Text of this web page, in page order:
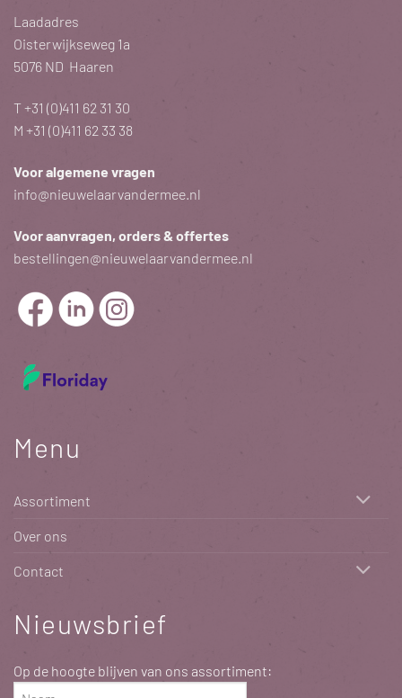
Laadadres
Oisterwijkseweg 1a
5076 ND Haaren
T+31 (0)411 62 31 30
M +31 (0)411 62 33 38
Voor algemene vragen
info@nieuwelaarvandermee.nl
Voor aanvragen, orders & offertes
bestellingen@nieuwelaarvandermee.nl
Menu
Assortiment
Over ons
Contact
Nieuwsbrief
Op de hoogte blijven van ons assortiment:
Naam